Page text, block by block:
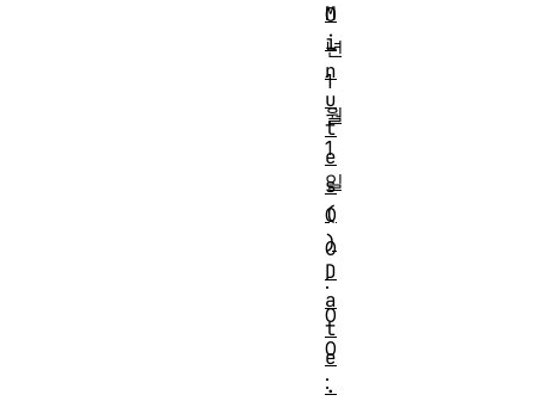
0
년
1
월
1
일
0
0
:
0
0
:
M
i
n
u
t
e
s
(
)
D
a
t
e
.